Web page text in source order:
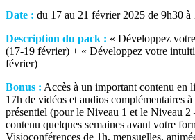
Date : du 17 au 21 février 2025 de 9h30 à
Description du pack : « Développez
(17-19 février) + « Développez votre
février)
Bonus : Accès à un important contenu en
17h de vidéos et audios complémentaires
présentiel (pour le Niveau 1 et le Niveau 2
contenu quelques semaines avant votre
Visioconférences de 1h, mensuelles,